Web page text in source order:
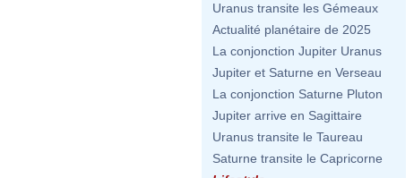
Uranus transite les Gémeaux
Actualité planétaire de 2025
La conjonction Jupiter Uranus
Jupiter et Saturne en Verseau
La conjonction Saturne Pluton
Jupiter arrive en Sagittaire
Uranus transite le Taureau
Saturne transite le Capricorne